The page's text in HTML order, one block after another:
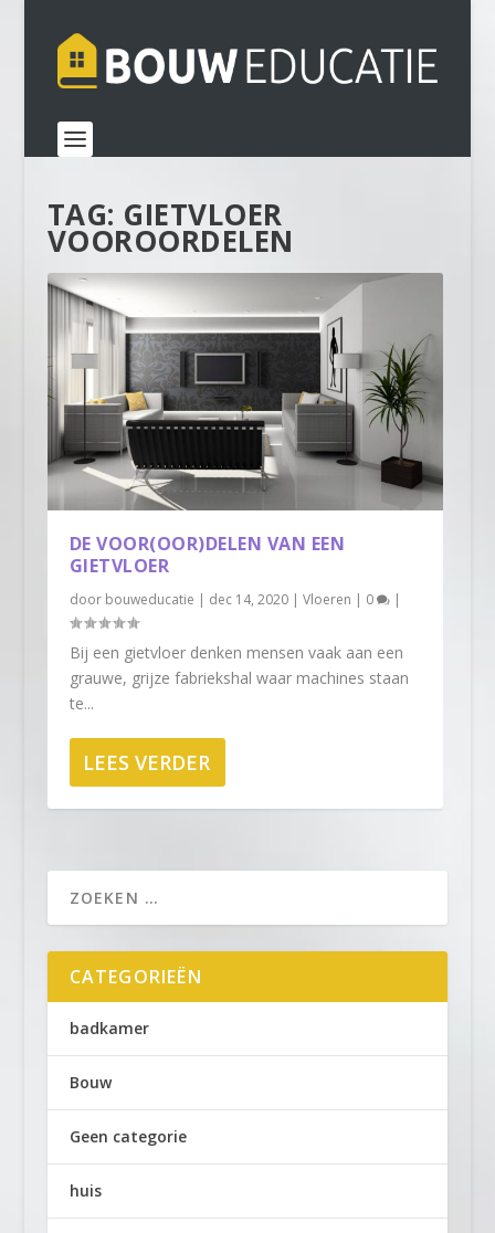
TAG: GIETVLOER
VOOROORDELEN
DE VOOR(OOR)DELEN VAN EEN
GIETVLOER
door bouweducatie | dec 14, 2020| Vloeren | 0 |
Bij een gietvloer denken mensen vaak aan een
grauwe, grijze fabriekshal waar machines staan
te...
LEES VERDER
CATEGORIEËN
badkamer
Bouw
Geen categorie
huis